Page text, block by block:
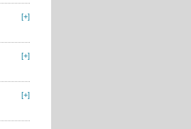
[+]
[+]
[+]